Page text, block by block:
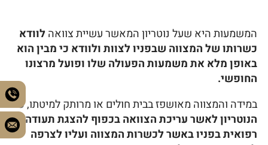
המשמעות היא שעל נוטריון המאשר עשיית צוואהלוודא
כשרותו של המצווה שבפניו לצוות ולוודא כי מבין הוא
באופן מלא את משמעות הפעולה שלו ופועל מרצונו
החופשי.
במידה והמצווה מאושפז בבית חולים או מרותק למיטתו,על
הנוטריון לאשר עריכת הצוואה בכפוף להצגת תעודה
רפואית בפניו באשר לכשרות המצווה ועליו לצרפה